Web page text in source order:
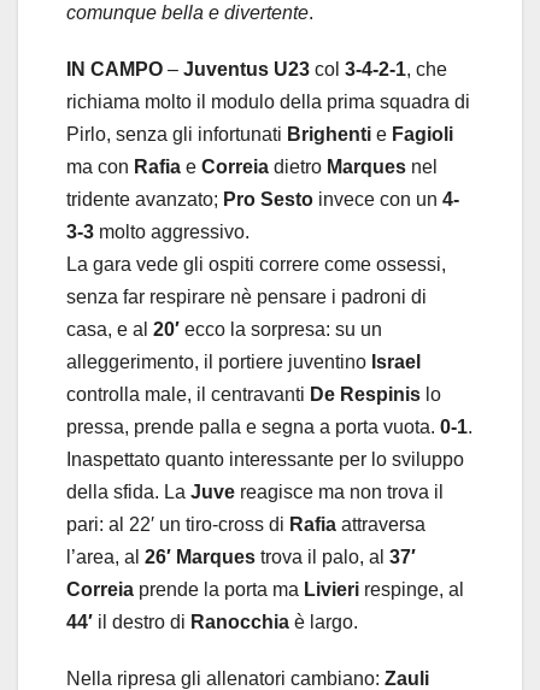
comunque bella e divertente.
IN CAMPO – Juventus U23 col 3-4-2-1, che
richiama molto il modulo della prima squadra di
Pirlo, senza gli infortunati Brighenti e Fagioli
ma con Rafia e Correia dietro Marques nel
tridente avanzato; Pro Sesto invece con un 4-
3-3 molto aggressivo.
La gara vede gli ospiti correre come ossessi,
senza far respirare nè pensare i padroni di
casa, e al 20′ ecco la sorpresa: su un
alleggerimento, il portiere juventino Israel
controlla male, il centravanti De Respinis lo
pressa, prende palla e segna a porta vuota. 0-1.
Inaspettato quanto interessante per lo sviluppo
della sfida. La Juve reagisce ma non trova il
pari: al 22′ un tiro-cross di Rafia attraversa
l’area, al 26′ Marques trova il palo, al 37′
Correia prende la porta ma Livieri respinge, al
44′ il destro di Ranocchia è largo.
Nella ripresa gli allenatori cambiano: Zauli